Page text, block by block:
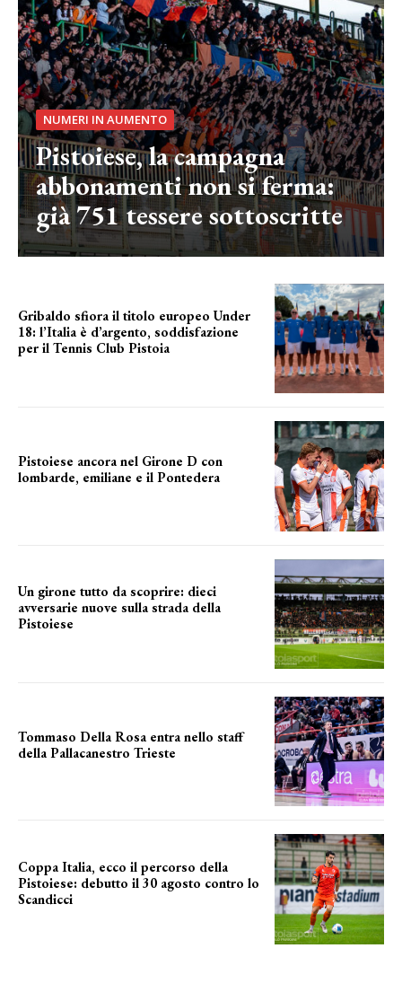
NUMERI IN AUMENTO
Pistoiese, la campagna
abbonamenti non si ferma:
già 751 tessere sottoscritte
Gribaldo sfiora il titolo europeo Under
18: l’Italia è d’argento, soddisfazione
per il Tennis Club Pistoia
Pistoiese ancora nel Girone D con
lombarde, emiliane e il Pontedera
Un girone tutto da scoprire: dieci
avversarie nuove sulla strada della
Pistoiese
Tommaso Della Rosa entra nello staff
della Pallacanestro Trieste
Coppa Italia, ecco il percorso della
Pistoiese: debutto il 30 agosto contro lo
Scandicci